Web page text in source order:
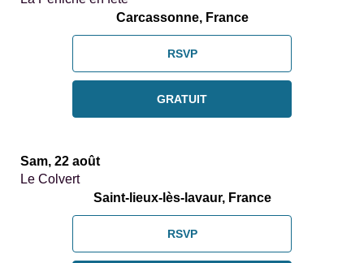
Carcassonne, France
RSVP
GRATUIT
Sam, 22 août
Le Colvert
Saint-lieux-lès-lavaur, France
RSVP